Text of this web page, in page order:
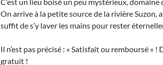
On arrive à la petite source de la rivière Suzon,
suffit de s’y laver les mains pour rester
Il n’est pas précisé : « Satisfait ou remboursé » !
gratuit !